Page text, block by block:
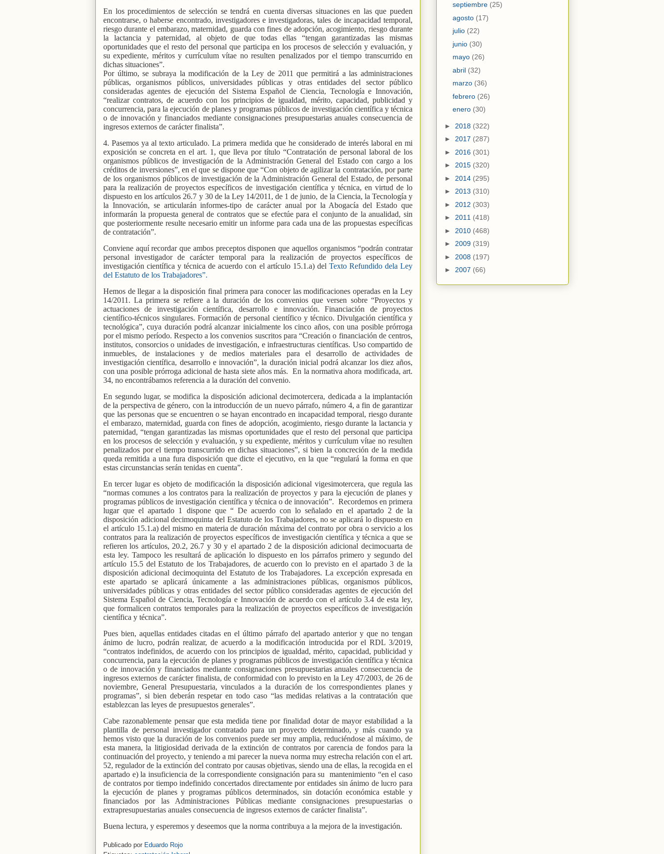
En los procedimientos de selección se tendrá en cuenta diversas situaciones en las que pueden
encontrarse, o haberse encontrado, investigadores e investigadoras, tales de incapacidad temporal,
riesgo durante el embarazo, maternidad, guarda con fines de adopción, acogimiento, riesgo durante
la lactancia y paternidad, al objeto de que todas ellas “tengan garantizadas las mismas
oportunidades que el resto del personal que participa en los procesos de selección y evaluación, y
su expediente, méritos y currículum vítae no resulten penalizados por el tiempo transcurrido en
dichas situaciones”.
Por último, se subraya la modificación de la Ley de 2011 que permitirá a las administraciones
públicas, organismos públicos, universidades públicas y otras entidades del sector público
consideradas agentes de ejecución del Sistema Español de Ciencia, Tecnología e Innovación,
“realizar contratos, de acuerdo con los principios de igualdad, mérito, capacidad, publicidad y
concurrencia, para la ejecución de planes y programas públicos de investigación científica y técnica
o de innovación y financiados mediante consignaciones presupuestarias anuales consecuencia de
ingresos externos de carácter finalista”.
4. Pasemos ya al texto articulado. La primera medida que he considerado de interés laboral en mi
exposición se concreta en el art. 1, que lleva por título “Contratación de personal laboral de los
organismos públicos de investigación de la Administración General del Estado con cargo a los
créditos de inversiones”, en el que se dispone que “Con objeto de agilizar la contratación, por parte
de los organismos públicos de investigación de la Administración General del Estado, de personal
para la realización de proyectos específicos de investigación científica y técnica, en virtud de lo
dispuesto en los artículos 26.7 y 30 de la Ley 14/2011, de 1 de junio, de la Ciencia, la Tecnología y
la Innovación, se articularán informes-tipo de carácter anual por la Abogacía del Estado que
informarán la propuesta general de contratos que se efectúe para el conjunto de la anualidad, sin
que posteriormente resulte necesario emitir un informe para cada una de las propuestas específicas
de contratación”.
Conviene aquí recordar que ambos preceptos disponen que aquellos organismos “podrán contratar
personal investigador de carácter temporal para la realización de proyectos específicos de
investigación científica y técnica de acuerdo con el artículo 15.1.a) del Texto Refundido dela Ley
del Estatuto de los Trabajadores”.
Hemos de llegar a la disposición final primera para conocer las modificaciones operadas en la Ley
14/2011. La primera se refiere a la duración de los convenios que versen sobre “Proyectos y
actuaciones de investigación científica, desarrollo e innovación. Financiación de proyectos
científico-técnicos singulares. Formación de personal científico y técnico. Divulgación científica y
tecnológica”, cuya duración podrá alcanzar inicialmente los cinco años, con una posible prórroga
por el mismo período. Respecto a los convenios suscritos para “Creación o financiación de centros,
institutos, consorcios o unidades de investigación, e infraestructuras científicas. Uso compartido de
inmuebles, de instalaciones y de medios materiales para el desarrollo de actividades de
investigación científica, desarrollo e innovación”, la duración inicial podrá alcanzar los diez años,
con una posible prórroga adicional de hasta siete años más. En la normativa ahora modificada, art.
34, no encontrábamos referencia a la duración del convenio.
En segundo lugar, se modifica la disposición adicional decimotercera, dedicada a la implantación
de la perspectiva de género, con la introducción de un nuevo párrafo, número 4, a fin de garantizar
que las personas que se encuentren o se hayan encontrado en incapacidad temporal, riesgo durante
el embarazo, maternidad, guarda con fines de adopción, acogimiento, riesgo durante la lactancia y
paternidad, “tengan garantizadas las mismas oportunidades que el resto del personal que participa
en los procesos de selección y evaluación, y su expediente, méritos y currículum vítae no resulten
penalizados por el tiempo transcurrido en dichas situaciones”, si bien la concreción de la medida
queda remitida a una fura disposición que dicte el ejecutivo, en la que “regulará la forma en que
estas circunstancias serán tenidas en cuenta”.
En tercer lugar es objeto de modificación la disposición adicional vigesimotercera, que regula las
“normas comunes a los contratos para la realización de proyectos y para la ejecución de planes y
programas públicos de investigación científica y técnica o de innovación”. Recordemos en primera
lugar que el apartado 1 dispone que “ De acuerdo con lo señalado en el apartado 2 de la
disposición adicional decimoquinta del Estatuto de los Trabajadores, no se aplicará lo dispuesto en
el artículo 15.1.a) del mismo en materia de duración máxima del contrato por obra o servicio a los
contratos para la realización de proyectos específicos de investigación científica y técnica a que se
refieren los artículos, 20.2, 26.7 y 30 y el apartado 2 de la disposición adicional decimocuarta de
esta ley. Tampoco les resultará de aplicación lo dispuesto en los párrafos primero y segundo del
artículo 15.5 del Estatuto de los Trabajadores, de acuerdo con lo previsto en el apartado 3 de la
disposición adicional decimoquinta del Estatuto de los Trabajadores. La excepción expresada en
este apartado se aplicará únicamente a las administraciones públicas, organismos públicos,
universidades públicas y otras entidades del sector público consideradas agentes de ejecución del
Sistema Español de Ciencia, Tecnología e Innovación de acuerdo con el artículo 3.4 de esta ley,
que formalicen contratos temporales para la realización de proyectos específicos de investigación
científica y técnica”.
Pues bien, aquellas entidades citadas en el último párrafo del apartado anterior y que no tengan
ánimo de lucro, podrán realizar, de acuerdo a la modificación introducida por el RDL 3/2019,
“contratos indefinidos, de acuerdo con los principios de igualdad, mérito, capacidad, publicidad y
concurrencia, para la ejecución de planes y programas públicos de investigación científica y técnica
o de innovación y financiados mediante consignaciones presupuestarias anuales consecuencia de
ingresos externos de carácter finalista, de conformidad con lo previsto en la Ley 47/2003, de 26 de
noviembre, General Presupuestaria, vinculados a la duración de los correspondientes planes y
programas”, si bien deberán respetar en todo caso “las medidas relativas a la contratación que
establezcan las leyes de presupuestos generales”.
Cabe razonablemente pensar que esta medida tiene por finalidad dotar de mayor estabilidad a la
plantilla de personal investigador contratado para un proyecto determinado, y más cuando ya
hemos visto que la duración de los convenios puede ser muy amplia, reduciéndose al máximo, de
esta manera, la litigiosidad derivada de la extinción de contratos por carencia de fondos para la
continuación del proyecto, y teniendo a mi parecer la nueva norma muy estrecha relación con el art.
52, regulador de la extinción del contrato por causas objetivas, siendo una de ellas, la recogida en el
apartado e) la insuficiencia de la correspondiente consignación para su
mantenimiento “en el caso
de contratos por tiempo indefinido concertados directamente por entidades sin ánimo de lucro para
la ejecución de planes y programas públicos determinados, sin dotación económica estable y
financiados por las Administraciones Públicas mediante consignaciones presupuestarias o
extrapresupuestarias anuales consecuencia de ingresos externos de carácter finalista”.
Buena lectura, y esperemos y deseemos que la norma contribuya a la mejora de la investigación.
Publicado por Eduardo Rojo
septiembre (25)
agosto (17)
julio (22)
junio (30)
mayo (26)
abril (32)
marzo (36)
febrero (26)
enero (30)
► 2018 (322)
► 2017 (287)
► 2016 (301)
► 2015 (320)
► 2014 (295)
► 2013 (310)
► 2012 (303)
► 2011 (418)
► 2010 (468)
► 2009 (319)
► 2008 (197)
► 2007 (66)